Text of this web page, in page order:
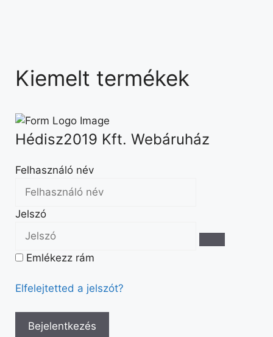
Kiemelt termékek
Hédisz2019 Kft. Webáruház
Felhasználó név
Jelszó
Emlékezz rám
Elfelejtetted a jelszót?